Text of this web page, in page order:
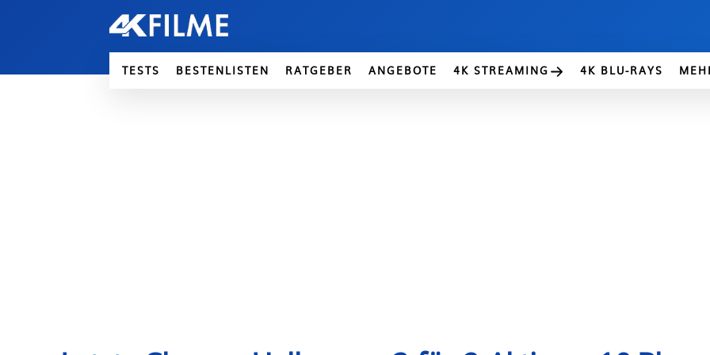
TESTS BESTENLISTEN RATGEBER ANGEBOTE 4K STREAMING 4K BLU-RAYS